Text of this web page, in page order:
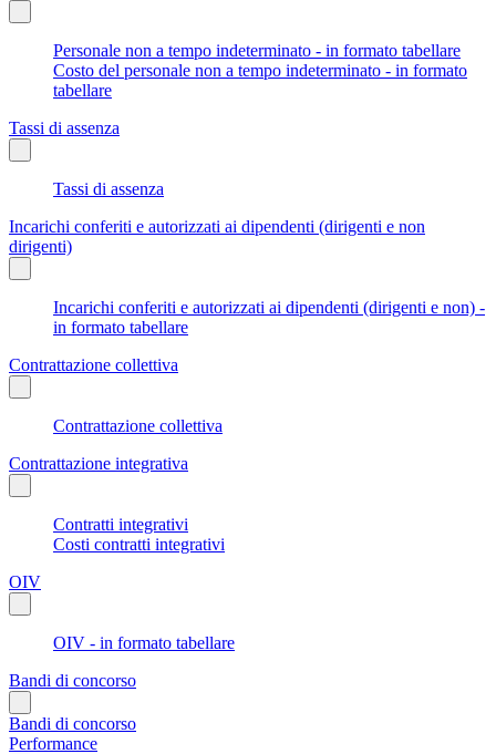
Personale non a tempo indeterminato - in formato tabellare
Costo del personale non a tempo indeterminato - in formato
tabellare
Tassi di assenza
Tassi di assenza
Incarichi conferiti e autorizzati ai dipendenti (dirigenti e non
dirigenti)
Incarichi conferiti e autorizzati ai dipendenti (dirigenti e non) -
in formato tabellare
Contrattazione collettiva
Contrattazione collettiva
Contrattazione integrativa
Contratti integrativi
Costi contratti integrativi
OIV
OIV - in formato tabellare
Bandi di concorso
Bandi di concorso
Performance